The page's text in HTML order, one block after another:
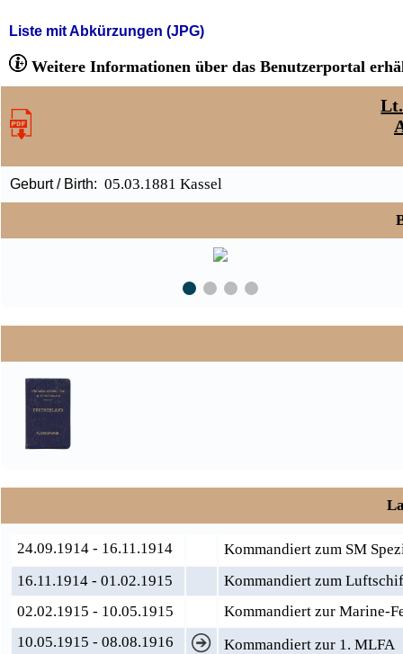
Liste mit Abkürzungen (JPG)
Weitere Informationen über das Benutzerportal
Geburt / Birth: 05.03.1881 Kassel
24.09.1914 - 16.11.1914
Kommandiert zum SM
16.11.1914 - 01.02.1915
Kommandiert zum
02.02.1915 - 10.05.1915
Kommandiert zur Marine-
10.05.1915 - 08.08.1916
Kommandiert zur 1. MLFA